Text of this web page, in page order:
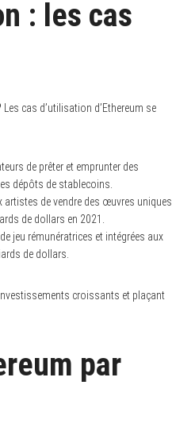
: les cas
Les cas d’utilisation d’Ethereum se
de prêter et emprunter des
dépôts de stablecoins.
artistes de vendre des œuvres uniques
de dollars en 2021.
jeu rémunératrices et intégrées aux
de dollars.
croissants et plaçant
par